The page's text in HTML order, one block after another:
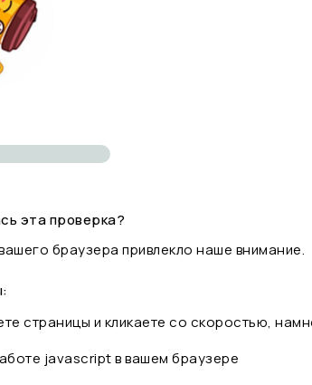
эта проверка?
браузера привлекло наше внимание.
страницы и кликаете со скоростью,
javascript в вашем браузере